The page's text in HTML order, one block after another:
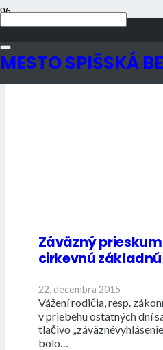
MESTO SPIŠSKÁ
Záväzný
cirkevnú
22. decembra 2015
Vážení rodičia, resp.
v priebehu ostatných dní
tlačivo
bolo…